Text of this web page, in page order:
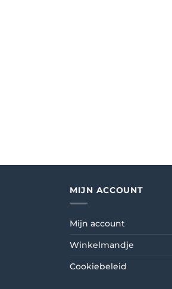
MIJN ACCOUNT
Mijn account
Winkelmandje
Cookiebeleid